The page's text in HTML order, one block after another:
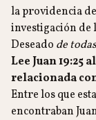
la providencia
investigación de
Deseado de
Lee Juan 19:25
relacionada
Entre los que
encontraban